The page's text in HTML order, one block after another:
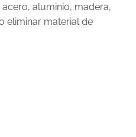
aluminio, madera,
eliminar material de